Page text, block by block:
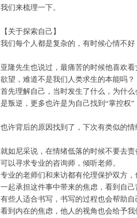
我们来梳理一下。
【关于探索自己】
我们每个人都是复杂的，有时候心情不
亚隆先生也说过，最痛苦的时候他喜欢
欲望，难道不是我们人类求生的本能吗？
首先理解自己，当时发生了什么，为什
是叛逆，更多也许是为自己找到“掌控权
也许背后的原因找到了，下次有类似的情
就如尼采说，在情绪低落的时候不要去
可以寻求专业的咨询师，倾听老师。
专业的老师们和来访都有伦理保护双方
一起承担这件事中带来的焦虑，看到自己
有些人适合书写，书写的过程也会帮助
看到内在的焦虑，他人的视角也会给予我